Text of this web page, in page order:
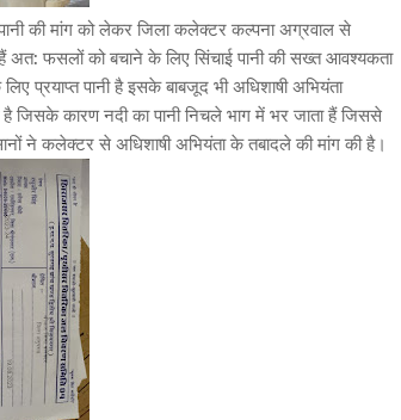
की मांग को लेकर जिला कलेक्टर कल्पना अग्रवाल से
हैं अत: फसलों को बचाने के लिए सिंचाई पानी की सख्त आवश्यकता
प्रयाप्त पानी है इसके बाबजूद भी अधिशाषी अभियंता
जिसके कारण नदी का पानी निचले भाग में भर जाता हैं जिससे
ने कलेक्टर से अधिशाषी अभियंता के तबादले की मांग की है।